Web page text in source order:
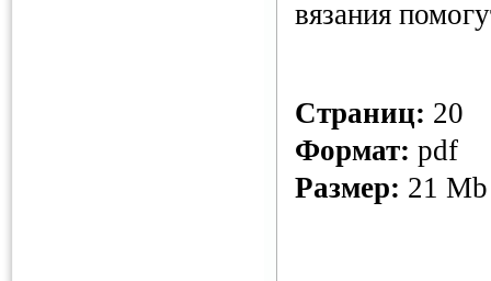
вязания
Страниц: 20
Формат: pdf
Размер: 21